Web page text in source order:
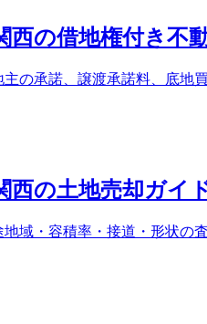
西の借地権付き不
の承諾、譲渡承諾料、底地
西の土地売却ガイ
域・容積率・接道・形状の